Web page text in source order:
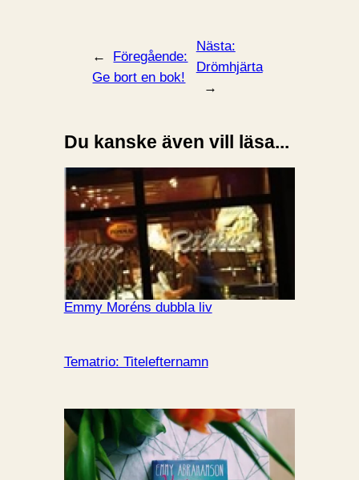
←
Föregående:
Ge bort en bok!
Nästa:
Drömhjärta
→
Du kanske även vill läsa...
Emmy Moréns dubbla liv
Tematrio: Titelefternamn